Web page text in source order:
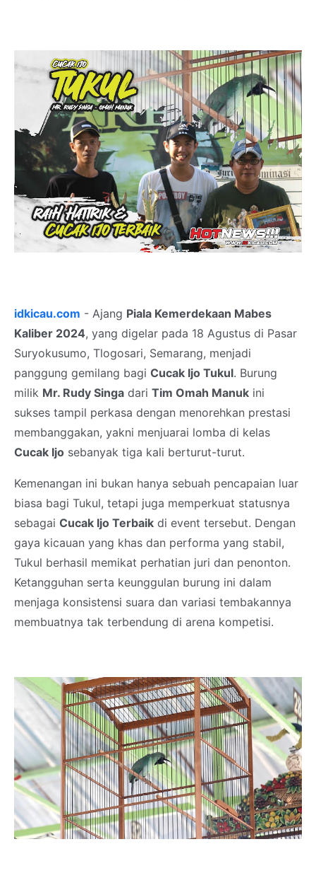
idkicau.com - Ajang Piala Kemerdekaan Mabes
Kaliber 2024, yang digelar pada 18 Agustus di Pasar
Suryokusumo, Tlogosari, Semarang, menjadi
panggung gemilang bagi Cucak Ijo Tukul. Burung
milik Mr. Rudy Singa dari Tim Omah Manuk ini
sukses tampil perkasa dengan menorehkan prestasi
membanggakan, yakni menjuarai lomba di kelas
Cucak Ijo sebanyak tiga kali berturut-turut.
Kemenangan ini bukan hanya sebuah pencapaian luar
biasa bagi Tukul, tetapi juga memperkuat statusnya
sebagai Cucak Ijo Terbaik di event tersebut. Dengan
gaya kicauan yang khas dan performa yang stabil,
Tukul berhasil memikat perhatian juri dan penonton.
Ketangguhan serta keunggulan burung ini dalam
menjaga konsistensi suara dan variasi tembakannya
membuatnya tak terbendung di arena kompetisi.